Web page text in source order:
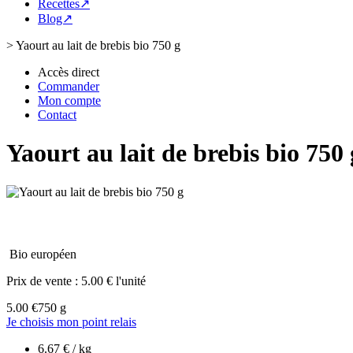
Recettes↗
Blog↗
>Yaourt au lait de brebis bio 750 g
Accès direct
Commander
Mon compte
Contact
Yaourt au lait de brebis bio 750
Bio européen
Prix de vente : 5.00 € l'unité
5.00 €750 g
Je choisis mon point relais
6.67 € / kg